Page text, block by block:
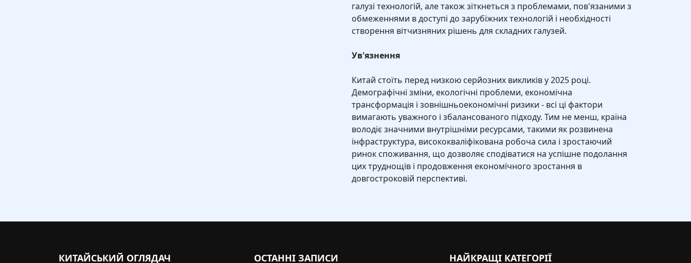
галузі технологій, але також зіткнеться з проблемами, пов'язаними з
обмеженнями в доступі до зарубіжних технологій і необхідності
створення вітчизняних рішень для складних галузей.
Ув'язнення
Китай стоїть перед низкою серйозних викликів у 2025 році.
Демографічні зміни, екологічні проблеми, економічна
трансформація і зовнішньоекономічні ризики - всі ці фактори
вимагають уважного і збалансованого підходу. Тим не менш, країна
володіє значними внутрішніми ресурсами, такими як розвинена
інфраструктура, висококваліфікована робоча сила і зростаючий
ринок споживання, що дозволяє сподіватися на успішне подолання
цих труднощів і продовження економічного зростання в
довгостроковій перспективі.
КИТАЙСЬКИЙ ОГЛЯДАЧ ОСТАННІ ЗАПИСИ НАЙКРАЩІ КАТЕГОРІЇ